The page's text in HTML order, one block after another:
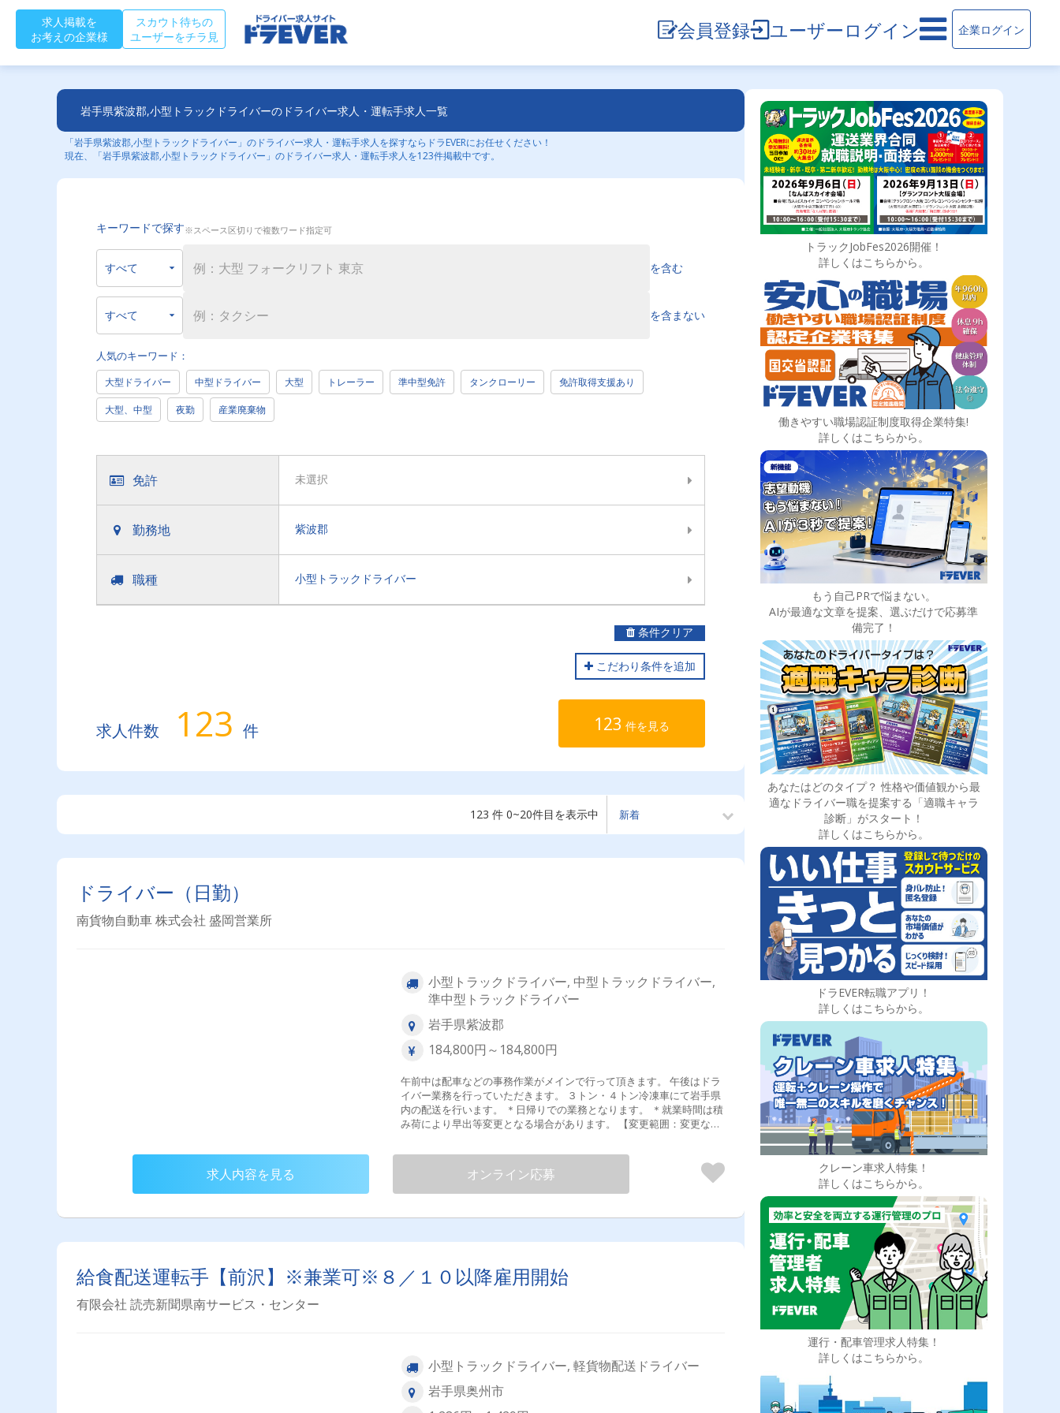
求人掲載を
お考えの企業様
スカウト待ちの
ユーザーをチラ見
会員登録 ユーザーログイン 企業ログイン
岩手県紫波郡,小型トラックドライバーのドライバー求人・運転手求人一覧
「岩手県紫波郡,小型トラックドライバー」のドライバー求人・運転手求人を探すならドラEVERにお任せください！
現在、「岩手県紫波郡,小型トラックドライバー」のドライバー求人・運転手求人を123件掲載中です。
キーワードで探す※スペース区切りで複数ワード指定可
を含む
を含まない
人気のキーワード：
大型ドライバー 中型ドライバー 大型 トレーラー 準中型免許 タンクローリー 免許取得支援あり
大型、中型 夜勤 産業廃棄物
免許 未選択
勤務地 紫波郡
職種 小型トラックドライバー
条件クリア
こだわり条件を追加
求人件数 123 件 123 件を見る
123 件 0~20件目を表示中
ドライバー（日勤）
南貨物自動車 株式会社 盛岡営業所
小型トラックドライバー, 中型トラックドライバー,
準中型トラックドライバー
岩手県紫波郡
184,800円～184,800円
午前中は配車などの事務作業がメインで行って頂きます。 午後はドラ
イバー業務を行っていただきます。 ３トン・４トン冷凍車にて岩手県
内の配送を行います。 ＊日帰りでの業務となります。 ＊就業時間は積
み荷により早出等変更となる場合があります。 【変更範囲：変更な
求人内容を見る オンライン応募
給食配送運転手【前沢】※兼業可※８／１０以降雇用開始
有限会社 読売新聞県南サービス・センター
小型トラックドライバー, 軽貨物配送ドライバー
岩手県奥州市
トラックJobFes2026開催！
詳しくはこちらから。
働きやすい職場認証制度取得企業特集!
詳しくはこちらから。
もう自己PRで悩まない。
AIが最適な文章を提案、選ぶだけで応募準
備完了！
あなたはどのタイプ？ 性格や価値観から最
適なドライバー職を提案する「適職キャラ
診断」がスタート！
詳しくはこちらから。
ドラEVER転職アプリ！
詳しくはこちらから。
クレーン車求人特集！
詳しくはこちらから。
運行・配車管理求人特集！
詳しくはこちらから。